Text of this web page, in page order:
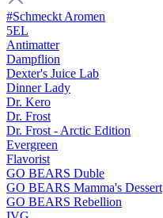
#Schmeckt Aromen
5EL
Antimatter
Dampflion
Dexter's Juice Lab
Dinner Lady
Dr. Kero
Dr. Frost
Dr. Frost - Arctic Edition
Evergreen
Flavorist
GO BEARS Duble
GO BEARS Mamma's Dessert
GO BEARS Rebellion